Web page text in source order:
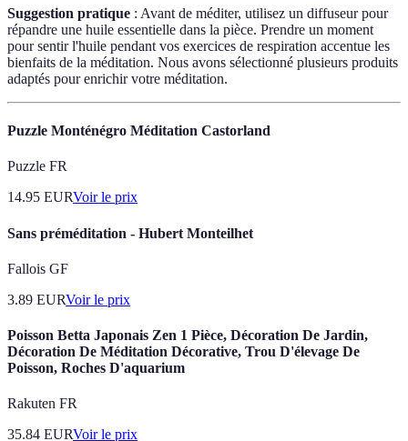
Suggestion pratique : Avant de méditer, utilisez un diffuseur pour
répandre une huile essentielle dans la pièce. Prendre un moment
pour sentir l'huile pendant vos exercices de respiration accentue les
bienfaits de la méditation. Nous avons sélectionné plusieurs produits
adaptés pour enrichir votre méditation.
Puzzle Monténégro Méditation Castorland
Puzzle FR
14.95 EURVoir le prix
Sans préméditation - Hubert Monteilhet
Fallois GF
3.89 EURVoir le prix
Poisson Betta Japonais Zen 1 Pièce, Décoration De Jardin,
Décoration De Méditation Décorative, Trou D'élevage De
Poisson, Roches D'aquarium
Rakuten FR
35.84 EURVoir le prix